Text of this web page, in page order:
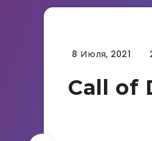
Гайды
8 Июля, 2021
Call of